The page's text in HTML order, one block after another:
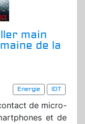
main
de la
Energie
IDT
de micro-
et de